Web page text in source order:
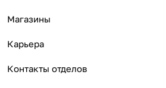
Магазины
Карьера
Контакты отделов